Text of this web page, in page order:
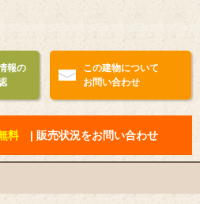
報の
この建物について
お問い合わせ
料 | 販売状況をお問い合わせ